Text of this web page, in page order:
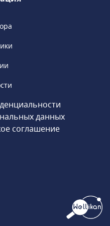
данных
соглашение